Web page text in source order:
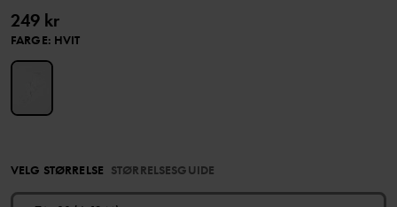
249 kr
FARGE: HVIT
VELG STØRRELSE STØRRELSESGUIDE